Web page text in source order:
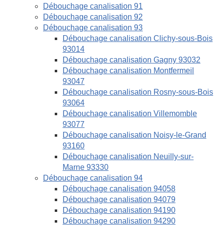
Débouchage canalisation 91
Débouchage canalisation 92
Débouchage canalisation 93
Débouchage canalisation Clichy-sous-Bois
93014
Débouchage canalisation Gagny 93032
Débouchage canalisation Montfermeil
93047
Débouchage canalisation Rosny-sous-Bois
93064
Débouchage canalisation Villemomble
93077
Débouchage canalisation Noisy-le-Grand
93160
Débouchage canalisation Neuilly-sur-
Marne 93330
Débouchage canalisation 94
Débouchage canalisation 94058
Débouchage canalisation 94079
Débouchage canalisation 94190
Débouchage canalisation 94290